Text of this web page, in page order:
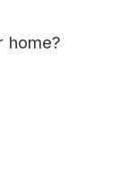
home?